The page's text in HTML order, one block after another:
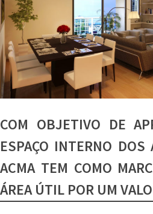
COM OBJETIVO DE
ESPAÇO INTERNO DOS
ACMA TEM COMO
ÁREA ÚTIL POR UM